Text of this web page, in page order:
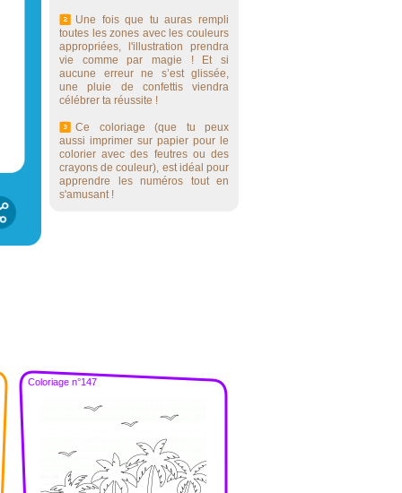
Une fois que tu auras rempli
toutes les zones avec les couleurs
appropriées, l'illustration prendra
vie comme par magie ! Et si
aucune erreur ne s’est glissée,
une pluie de confettis viendra
célébrer ta réussite !
Ce coloriage (que tu peux
aussi imprimer sur papier pour le
colorier avec des feutres ou des
crayons de couleur), est idéal pour
apprendre les numéros tout en
s'amusant !
Coloriage n°147